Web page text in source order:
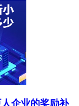
企业的奖励补